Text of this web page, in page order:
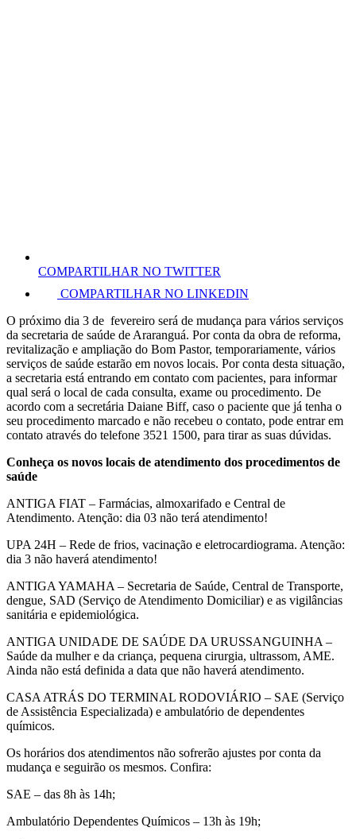
COMPARTILHAR NO TWITTER
COMPARTILHAR NO LINKEDIN
O próximo dia 3 de fevereiro será de mudança para vários serviços
da secretaria de saúde de Araranguá. Por conta da obra de reforma,
revitalização e ampliação do Bom Pastor, temporariamente, vários
serviços de saúde estarão em novos locais. Por conta desta situação,
a secretaria está entrando em contato com pacientes, para informar
qual será o local de cada consulta, exame ou procedimento. De
acordo com a secretária Daiane Biff, caso o paciente que já tenha o
seu procedimento marcado e não recebeu o contato, pode entrar em
contato através do telefone 3521 1500, para tirar as suas dúvidas.
Conheça os novos locais de atendimento dos procedimentos de
saúde
ANTIGA FIAT – Farmácias, almoxarifado e Central de
Atendimento. Atenção: dia 03 não terá atendimento!
UPA 24H – Rede de frios, vacinação e eletrocardiograma. Atenção:
dia 3 não haverá atendimento!
ANTIGA YAMAHA – Secretaria de Saúde, Central de Transporte,
dengue, SAD (Serviço de Atendimento Domiciliar) e as vigilâncias
sanitária e epidemiológica.
ANTIGA UNIDADE DE SAÚDE DA URUSSANGUINHA –
Saúde da mulher e da criança, pequena cirurgia, ultrassom, AME.
Ainda não está definida a data que não haverá atendimento.
CASA ATRÁS DO TERMINAL RODOVIÁRIO – SAE (Serviço
de Assistência Especializada) e ambulatório de dependentes
químicos.
Os horários dos atendimentos não sofrerão ajustes por conta da
mudança e seguirão os mesmos. Confira:
SAE – das 8h às 14h;
Ambulatório Dependentes Químicos – 13h às 19h;